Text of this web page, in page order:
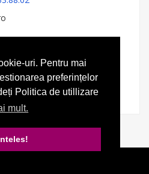
uri. Pentru mai
preferințelor
Politica de utillizare
mult.